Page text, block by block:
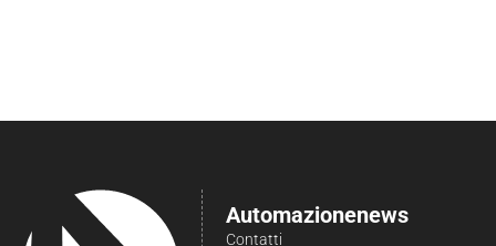
Automazionenews
Contatti